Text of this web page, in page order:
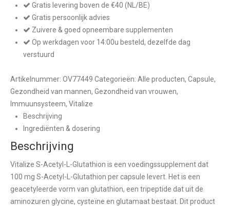
Gratis levering boven de €40 (NL/BE)
Gratis persoonlijk advies
Zuivere & goed opneembare supplementen
Op werkdagen voor 14:00u besteld, dezelfde dag
verstuurd
Artikelnummer: OV77449 Categorieën: Alle producten, Capsule,
Gezondheid van mannen, Gezondheid van vrouwen,
Immuunsysteem, Vitalize
Beschrijving
Ingrediënten & dosering
Beschrijving
Vitalize S-Acetyl-L-Glutathion is een voedingssupplement dat
100 mg S-Acetyl-L-Glutathion per capsule levert. Het is een
geacetyleerde vorm van glutathion, een tripeptide dat uit de
aminozuren glycine, cysteïne en glutamaat bestaat. Dit product